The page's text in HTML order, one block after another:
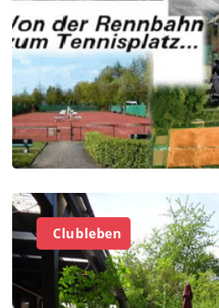
Clubleben